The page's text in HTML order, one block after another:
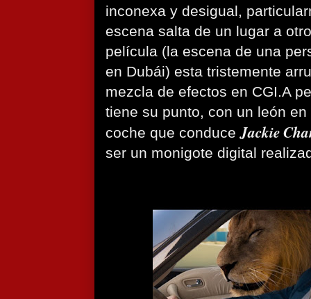
inconexa y desigual,
escena salta de un lugar a
película (la escena de una
en Dubái) esta tristemente
mezcla de efectos en CGI.A
tiene su punto, con un león
coche que conduceJackie
ser un monigote digital